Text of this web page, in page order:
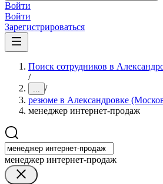
Войти
Войти
Зарегистрироваться
Поиск сотрудников в
/
... /
резюме в Александровке
менеджер интернет-продаж
менеджер интернет-продаж